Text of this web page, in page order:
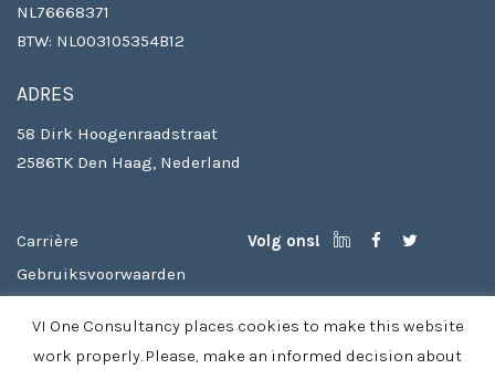
NL76668371
BTW: NL003105354B12
ADRES
58 Dirk Hoogenraadstraat
2586TK Den Haag, Nederland
Carrière
Volg ons!
Gebruiksvoorwaarden
Privacy beleid & cookies
VI One Consultancy places cookies to make this website
work properly. Please, make an informed decision about